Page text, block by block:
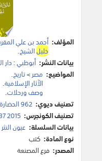
المؤلف: أحمد بن علي
خليلالشيخ.
بيانات النشر: أبوظبي:دار
المواضيع: مصر>تاريخ.
الآثار الإسلامية.
وصف ورحلات.
تصنيف ديوي: 962 الحضارة المصرية.
تصنيف الكونجرس: 2015
بيانات السلسلة: عيون
نوع المادة: كتب
المصدر: فرع المصنعة